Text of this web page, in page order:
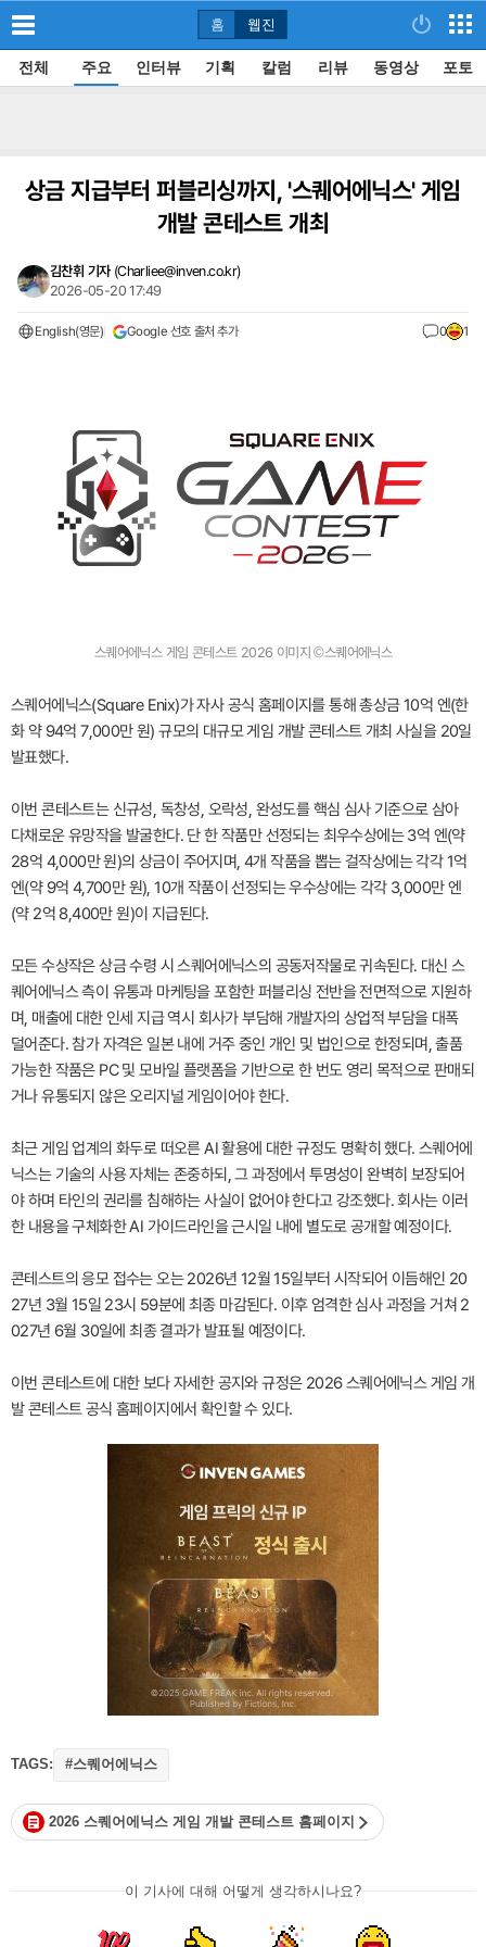
홈 웹진
전체 주요 인터뷰 기획 칼럼 리뷰 동영상 포토
상금 지급부터 퍼블리싱까지, '스퀘어에닉스' 게임
개발 콘테스트 개최
김찬휘 기자 (Charliee@inven.co.kr)
2026-05-20 17:49
English(영문) Google 선호 출처 추가 0 1
스퀘어에닉스 게임 콘테스트 2026 이미지 ©스퀘어에닉스
스퀘어에닉스(Square Enix)가 자사 공식 홈페이지를 통해 총상금 10억 엔(한
화 약 94억 7,000만 원) 규모의 대규모 게임 개발 콘테스트 개최 사실을 20일
발표했다.
이번 콘테스트는 신규성, 독창성, 오락성, 완성도를 핵심 심사 기준으로 삼아
다채로운 유망작을 발굴한다. 단 한 작품만 선정되는 최우수상에는 3억 엔(약
28억 4,000만 원)의 상금이 주어지며, 4개 작품을 뽑는 걸작상에는 각각 1억
엔(약 9억 4,700만 원), 10개 작품이 선정되는 우수상에는 각각 3,000만 엔
(약 2억 8,400만 원)이 지급된다.
모든 수상작은 상금 수령 시 스퀘어에닉스의 공동저작물로 귀속된다. 대신 스
퀘어에닉스 측이 유통과 마케팅을 포함한 퍼블리싱 전반을 전면적으로 지원하
며, 매출에 대한 인세 지급 역시 회사가 부담해 개발자의 상업적 부담을 대폭
덜어준다. 참가 자격은 일본 내에 거주 중인 개인 및 법인으로 한정되며, 출품
가능한 작품은 PC 및 모바일 플랫폼을 기반으로 한 번도 영리 목적으로 판매되
거나 유통되지 않은 오리지널 게임이어야 한다.
최근 게임 업계의 화두로 떠오른 AI 활용에 대한 규정도 명확히 했다. 스퀘어에
닉스는 기술의 사용 자체는 존중하되, 그 과정에서 투명성이 완벽히 보장되어
야 하며 타인의 권리를 침해하는 사실이 없어야 한다고 강조했다. 회사는 이러
한 내용을 구체화한 AI 가이드라인을 근시일 내에 별도로 공개할 예정이다.
콘테스트의 응모 접수는 오는 2026년 12월 15일부터 시작되어 이듬해인 20
27년 3월 15일 23시 59분에 최종 마감된다. 이후 엄격한 심사 과정을 거쳐 2
027년 6월 30일에 최종 결과가 발표될 예정이다.
이번 콘테스트에 대한 보다 자세한 공지와 규정은 2026 스퀘어에닉스 게임 개
발 콘테스트 공식 홈페이지에서 확인할 수 있다.
TAGS: #스퀘어에닉스
2026 스퀘어에닉스 게임 개발 콘테스트 홈페이지
이 기사에 대해 어떻게 생각하시나요?